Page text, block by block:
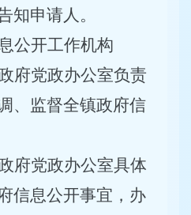
知申请人。
公开工作机构
府党政办公室负责
、监督全镇政府信
府党政办公室具体
信息公开事宜，办